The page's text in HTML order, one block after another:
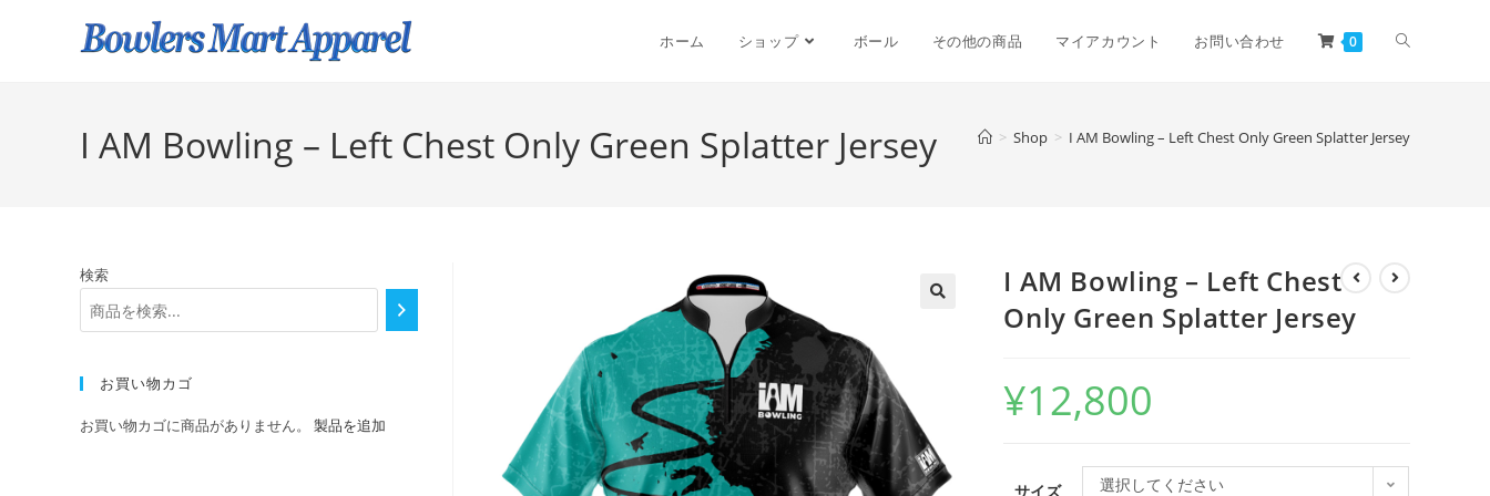
ホーム ショップ ボール その他の商品 マイアカウント お問い合わせ 0
I AM Bowling – Left Chest Only Green Splatter Jersey > Shop > I AM Bowling – Left Chest Only Green Splatter Jersey
I AM Bowling – Left Chest
Only Green Splatter Jersey
¥12,800
サイズ 選択してください
検索
お買い物カゴ
お買い物カゴに商品がありません。 製品を追加